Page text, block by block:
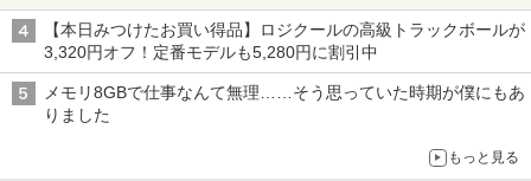
【本日みつけたお買い得品】ロジクールの高級トラックボールが
3,320円オフ！定番モデルも5,280円に割引中
メモリ8GBで仕事なんて無理……そう思っていた時期が僕にもあ
りました
もっと見る